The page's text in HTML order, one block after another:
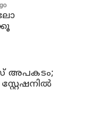
അപകടം;